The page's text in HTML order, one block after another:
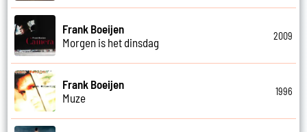
Frank Boeijen
Morgen is het dinsdag
2009
Frank Boeijen
Muze
1996